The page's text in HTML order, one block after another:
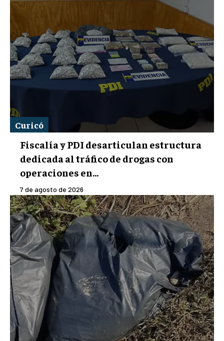
Curicó
Fiscalía y PDI desarticulan estructura
dedicada al tráfico de drogas con
operaciones en...
7 de agosto de 2026